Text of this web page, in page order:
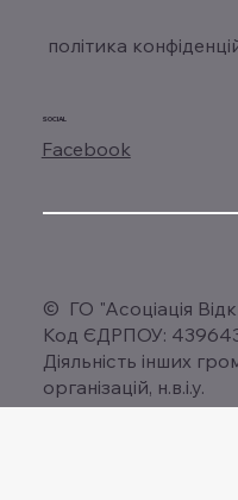
політика
SOCIAL
Facebook
© ГО "Асоціація
Код ЄДРПОУ:
Діяльність інших
організацій, н.в.і.у.